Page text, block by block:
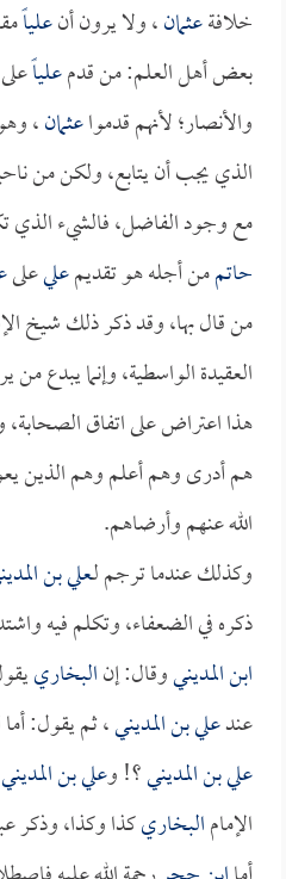
خلافةعثمان، ولا يرون أنعلياً
بعض أهل العلم: من قدمعلياً
والأنصار؛ لأنهم قدمواعثمان،
الذي يجب أن يتابع، ولكن من
مع وجود الفاضل، فالشيء الذي
حاتممن أجله هو تقديمعليعلى
من قال بها، وقد ذكر ذلك شيخ
العقيدة الواسطية، وإنما يبدع من
هذا اعتراض على اتفاق الصحابة،
هم أدرى وهم أعلم وهم الذين
الله عنهم وأرضاهم.
وكذلك عندما ترجم لـعلي بن
ذكره في الضعفاء، وتكلم فيه
ابن المدينيوقال: إنالبخاري
عندعلي بن المديني، ثم يقول:
علي بن المديني؟! وعلي بن المديني
الإمامالبخاريكذا وكذا، وذكر